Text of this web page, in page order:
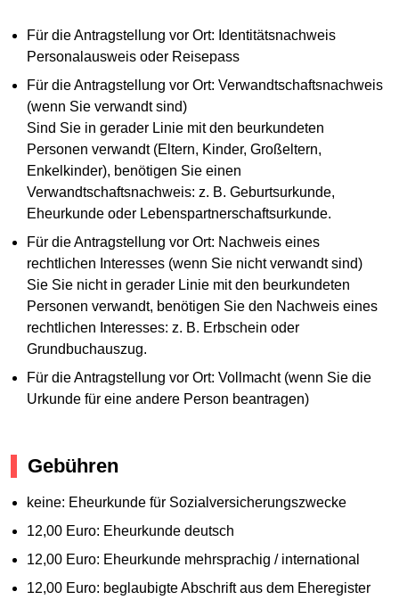
Für die Antragstellung vor Ort: Identitätsnachweis
Personalausweis oder Reisepass
Für die Antragstellung vor Ort: Verwandtschaftsnachweis
(wenn Sie verwandt sind)
Sind Sie in gerader Linie mit den beurkundeten
Personen verwandt (Eltern, Kinder, Großeltern,
Enkelkinder), benötigen Sie einen
Verwandtschaftsnachweis: z. B. Geburtsurkunde,
Eheurkunde oder Lebenspartnerschaftsurkunde.
Für die Antragstellung vor Ort: Nachweis eines
rechtlichen Interesses (wenn Sie nicht verwandt sind)
Sie Sie nicht in gerader Linie mit den beurkundeten
Personen verwandt, benötigen Sie den Nachweis eines
rechtlichen Interesses: z. B. Erbschein oder
Grundbuchauszug.
Für die Antragstellung vor Ort: Vollmacht (wenn Sie die
Urkunde für eine andere Person beantragen)
Gebühren
keine: Eheurkunde für Sozialversicherungszwecke
12,00 Euro: Eheurkunde deutsch
12,00 Euro: Eheurkunde mehrsprachig / international
12,00 Euro: beglaubigte Abschrift aus dem Eheregister